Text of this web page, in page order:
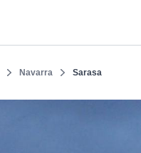
Navarra Sarasa